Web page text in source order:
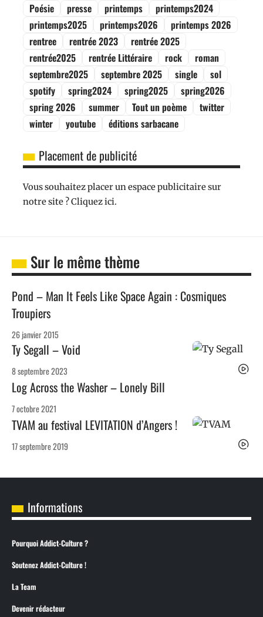
Poésie
presse printemps
printemps2024
printemps2025
printemps2026
printemps 2026
rentree
rentrée 2023
rentrée 2025
rentrée2025
rentrée Littéraire rock
roman
septembre2025
septembre 2025 single
sol
spotify
spring2024 spring2025
spring2026
spring 2026
summer Tout un poème
twitter
winter
youtube éditions sarbacane
Placement de publicité
Vous souhaitez placer un espace publicitaire sur
notre site ? Cliquez ici.
Sur le même thème
Pond – Man It Feels Like Space Again : Cosmiques
Troupiers
26 janvier 2015
Ty Segall – Void
8 septembre 2023
Log Across the Washer – Lonely Bill
7 octobre 2021
TVAM au festival LEVITATION d’Angers !
17 septembre 2019
Informations
Pourquoi Addict-Culture ?
Soutenez Addict-Culture !
La Team
Devenir rédacteur